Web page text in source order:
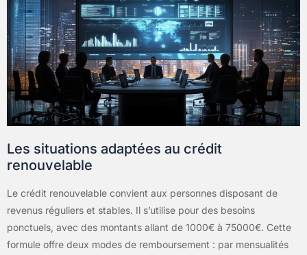
Les situations adaptées au crédit
renouvelable
Le crédit renouvelable convient aux personnes disposant de
revenus réguliers et stables. Il s’utilise pour des besoins
ponctuels, avec des montants allant de 1000€ à 75000€. Cette
formule offre deux modes de remboursement : par mensualités